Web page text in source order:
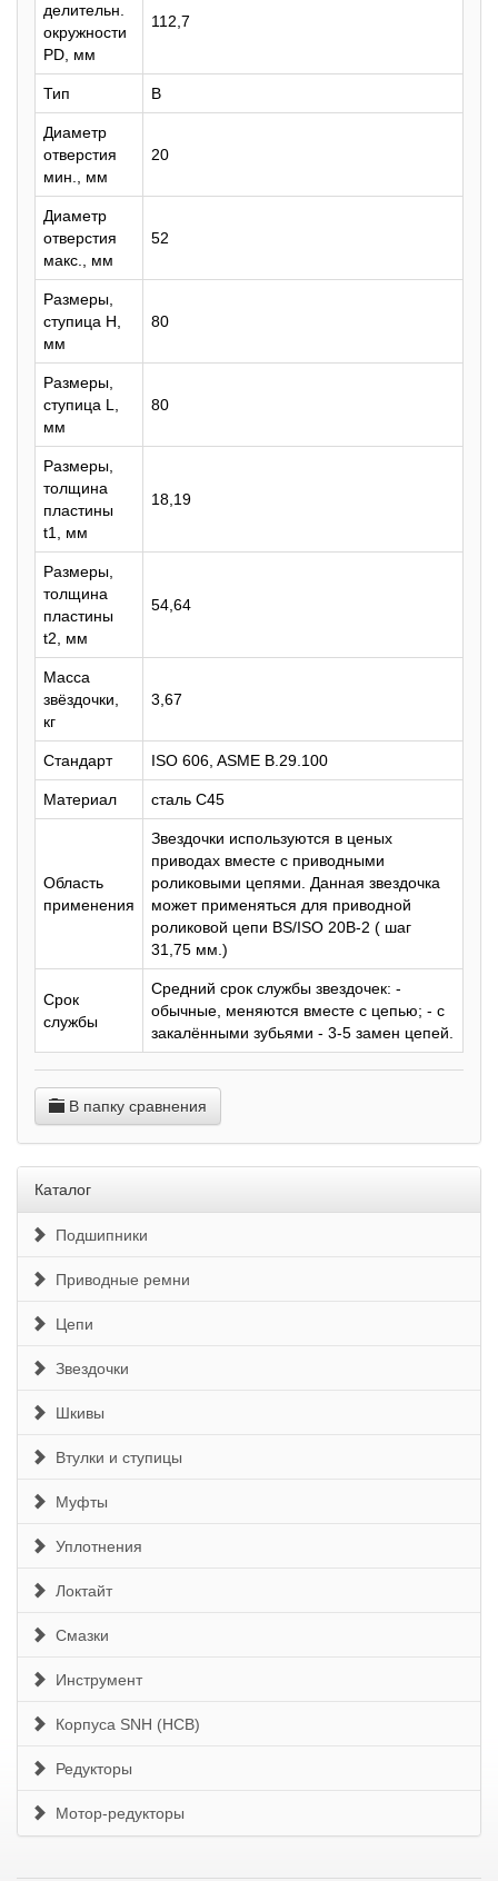
делительн.
окружности
PD, мм
112,7
Тип B
Диаметр
отверстия
мин., мм
20
Диаметр
отверстия
макс., мм
52
Размеры,
ступица H,
мм
80
Размеры,
ступица L,
мм
80
Размеры,
толщина
пластины
t1, мм
18,19
Размеры,
толщина
пластины
t2, мм
54,64
Масса
звёздочки,
кг
3,67
Стандарт ISO 606, ASME B.29.100
Материал сталь C45
Область
применения
Звездочки используются в ценых
приводах вместе с приводными
роликовыми цепями. Данная звездочка
может применяться для приводной
роликовой цепи BS/ISO 20B-2 ( шаг
31,75 мм.)
Срок
службы
Средний срок службы звездочек: -
обычные, меняются вместе с цепью; - с
закалёнными зубьями - 3-5 замен цепей.
В папку сравнения
Каталог
Подшипники
Приводные ремни
Цепи
Звездочки
Шкивы
Втулки и ступицы
Муфты
Уплотнения
Локтайт
Смазки
Инструмент
Корпуса SNH (HCB)
Редукторы
Мотор-редукторы